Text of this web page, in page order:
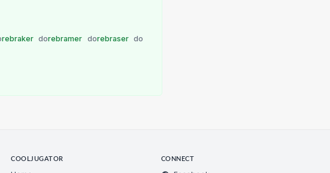
rebraker dorebramer dorebraser do
COOLJUGATOR CONNECT